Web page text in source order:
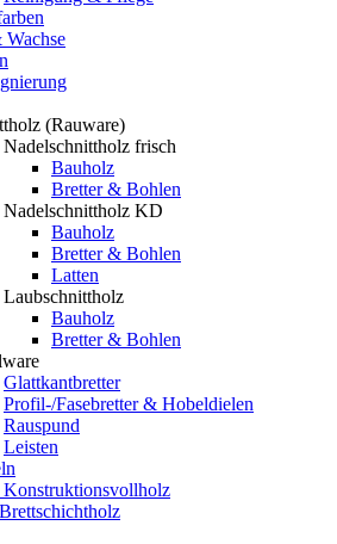
(Rauware)
Nadelschnittholz frisch
Bauholz
Bretter & Bohlen
Nadelschnittholz KD
Bauholz
Bretter & Bohlen
Latten
Laubschnittholz
Bauholz
Bretter & Bohlen
Glattkantbretter
Profil-/Fasebretter & Hobeldielen
Rauspund
Leisten